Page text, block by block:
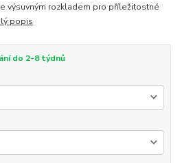
výsuvným rozkladem pro příležitostné
popis
do 2-8 týdnů